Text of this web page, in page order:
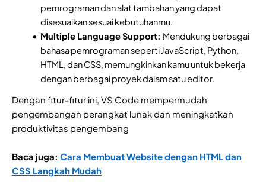
pemrograman dan alat tambahan yang dapat
disesuaikan sesuai kebutuhanmu.
Multiple Language Support: Mendukung berbagai
bahasa pemrograman seperti JavaScript, Python,
HTML, dan CSS, memungkinkan kamu untuk bekerja
dengan berbagai proyek dalam satu editor.
Dengan fitur-fitur ini, VS Code mempermudah
pengembangan perangkat lunak dan meningkatkan
produktivitas pengembang
Baca juga: Cara Membuat Website dengan HTML dan
CSS Langkah Mudah